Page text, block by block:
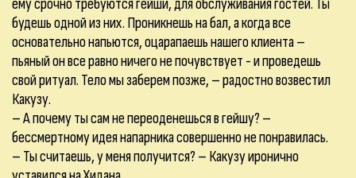
ему срочно требуются гейши, для обслуживания гостей. Ты
будешь одной из них. Проникнешь на бал, а когда все
основательно напьются, оцарапаешь нашего клиента –
пьяный он все равно ничего не почувствует - и проведешь
свой ритуал. Тело мы заберем позже, – радостно возвестил
Какузу.
– А почему ты сам не переоденешься в гейшу? –
бессмертному идея напарника совершенно не понравилась.
– Ты считаешь, у меня получится? – Какузу иронично